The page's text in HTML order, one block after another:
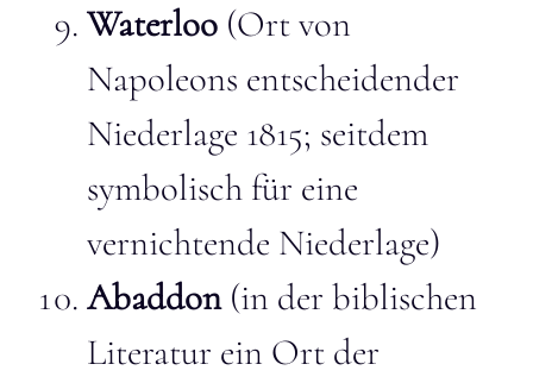
Waterloo (Ort von
Napoleons entscheidender
Niederlage 1815; seitdem
symbolisch für eine
vernichtende Niederlage)
Abaddon (in der biblischen
Literatur ein Ort der